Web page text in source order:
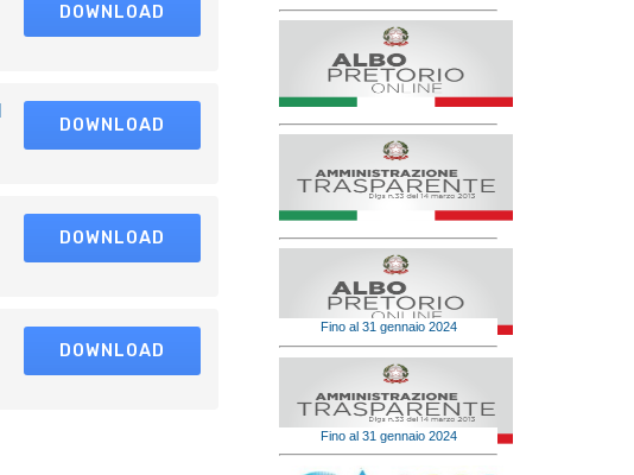
DOWNLOAD
DOWNLOAD
DOWNLOAD
DOWNLOAD
Fino al 31 gennaio 2024
Fino al 31 gennaio 2024